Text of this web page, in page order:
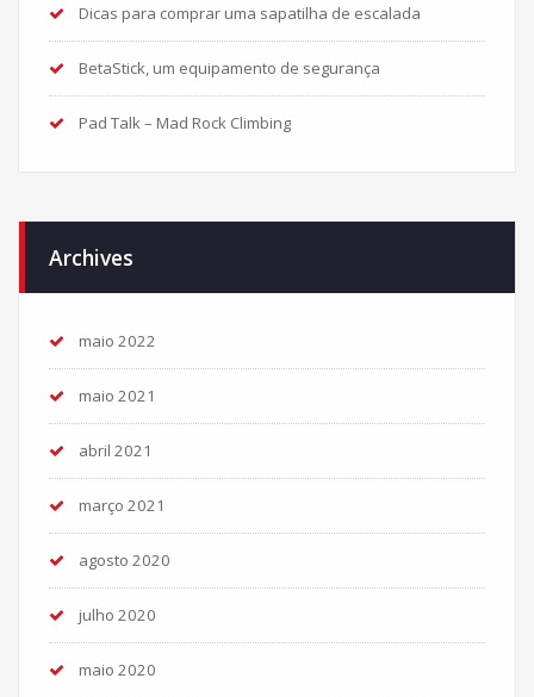
Dicas para comprar uma sapatilha de escalada
BetaStick, um equipamento de segurança
Pad Talk – Mad Rock Climbing
Archives
maio 2022
maio 2021
abril 2021
março 2021
agosto 2020
julho 2020
maio 2020